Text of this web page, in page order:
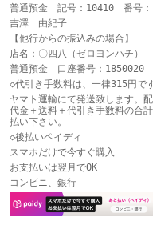
普通預金 記号：10410 番号：
吉澤 由紀子
【他行からの振込みの場合】
店名：〇四八（ゼロヨンハチ）
普通預金 口座番号：1850020
◇代引き手数料は、一律315円で
ヤマト運輸にて発送致します。
代金＋送料＋代引き手数料の合
払い下さい。
◇後払いペイディ
スマホだけで今すぐ購入
お支払いは翌月でOK
コンビニ、銀行